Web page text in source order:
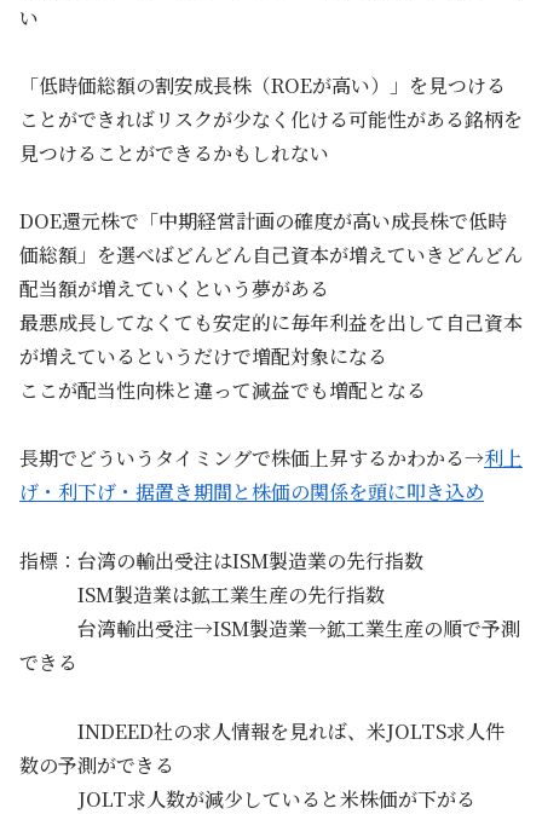
い
「低時価総額の割安成長株（ROEが高い）」を見つける
ことができればリスクが少なく化ける可能性がある銘柄を
見つけることができるかもしれない
DOE還元株で「中期経営計画の確度が高い成長株で低時
価総額」を選べばどんどん自己資本が増えていきどんどん
配当額が増えていくという夢がある
最悪成長してなくても安定的に毎年利益を出して自己資本
が増えているというだけで増配対象になる
ここが配当性向株と違って減益でも増配となる
長期でどういうタイミングで株価上昇するかわかる→利上
げ・利下げ・据置き期間と株価の関係を頭に叩き込め
指標：台湾の輸出受注はISM製造業の先行指数
ISM製造業は鉱工業生産の先行指数
台湾輸出受注→ISM製造業→鉱工業生産の順で予測
できる
INDEED社の求人情報を見れば、米JOLTS求人件
数の予測ができる
JOLT求人数が減少していると米株価が下がる